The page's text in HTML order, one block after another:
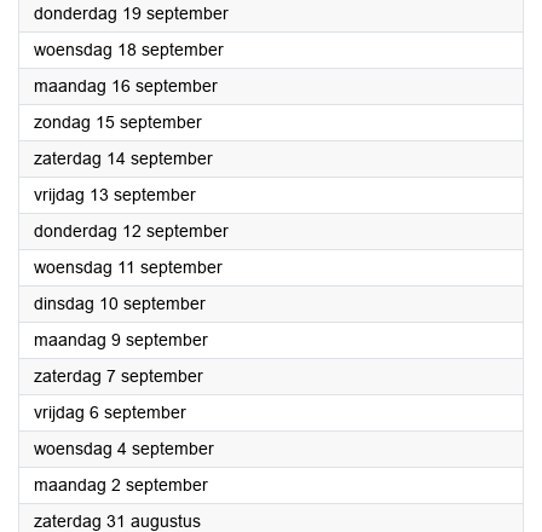
donderdag 19 september2024
woensdag 18 september2024
maandag 16 september2024
zondag 15 september2024
zaterdag 14 september2024
vrijdag 13 september2024
donderdag 12 september2024
woensdag 11 september2024
dinsdag 10 september2024
maandag 9 september2024
zaterdag 7 september2024
vrijdag 6 september2024
woensdag 4 september2024
maandag 2 september2024
zaterdag 31 augustus2024